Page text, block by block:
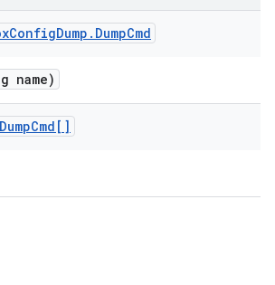
ConfigDump . DumpCmd
name)
DumpCmd[]